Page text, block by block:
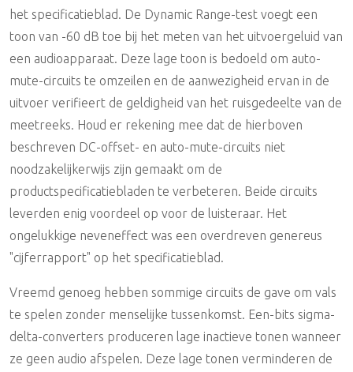
het specificatieblad. De Dynamic Range-test voegt een
toon van -60 dB toe bij het meten van het uitvoergeluid van
een audioapparaat. Deze lage toon is bedoeld om auto-
mute-circuits te omzeilen en de aanwezigheid ervan in de
uitvoer verifieert de geldigheid van het ruisgedeelte van de
meetreeks. Houd er rekening mee dat de hierboven
beschreven DC-offset- en auto-mute-circuits niet
noodzakelijkerwijs zijn gemaakt om de
productspecificatiebladen te verbeteren. Beide circuits
leverden enig voordeel op voor de luisteraar. Het
ongelukkige neveneffect was een overdreven genereus
"cijferrapport" op het specificatieblad.
Vreemd genoeg hebben sommige circuits de gave om vals
te spelen zonder menselijke tussenkomst. Een-bits sigma-
delta-converters produceren lage inactieve tonen wanneer
ze geen audio afspelen. Deze lage tonen verminderen de